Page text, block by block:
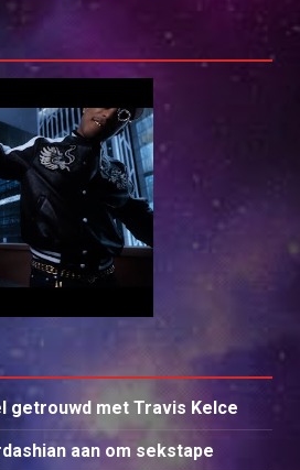
getrouwd met Travis Kelce
aan om sekstape